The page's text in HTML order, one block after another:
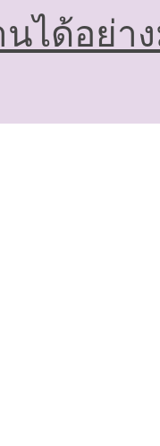
นได้อย่า